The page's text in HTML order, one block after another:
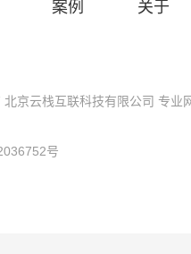
展示网站
案例 关于
京云栈互联科技有限公司 专业
号